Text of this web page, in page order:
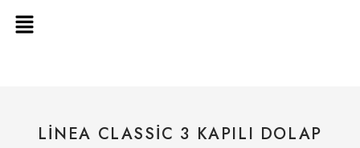
LİNEA CLASSİC 3 KAPILI DOLAP